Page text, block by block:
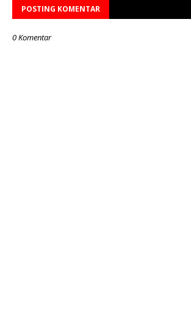
POSTING KOMENTAR
0 Komentar